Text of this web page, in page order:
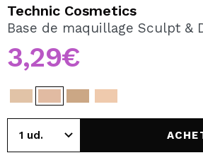
En créant un compte sur
effectuer vos achats rapidement,
commandes et consulter vos
Technic Cosmetics
Base de maquillage Sculpt &
3,29€